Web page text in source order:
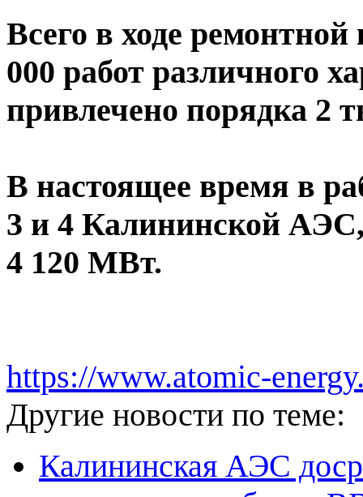
Всего в ходе
000 работ различного
привлечено порядка 2
В настоящее время в
3 и 4 Калининской
4 120 МВт.
https://www.atomic-
Другие новости по теме:
Калининская АЭС